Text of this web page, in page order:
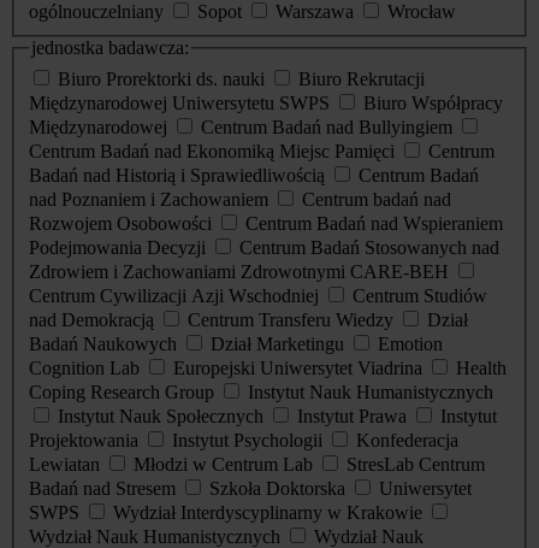
ogólnouczelniany
Sopot Warszawa
Wrocław
jednostka badawcza:
Biuro Prorektorki ds. nauki
Biuro Rekrutacji
Międzynarodowej Uniwersytetu SWPS
Biuro Współpracy
Międzynarodowej
Centrum Badań nad Bullyingiem
Centrum Badań nad Ekonomiką Miejsc Pamięci
Centrum
Badań nad Historią i Sprawiedliwością
Centrum Badań
nad Poznaniem i Zachowaniem
Centrum badań nad
Rozwojem Osobowości
Centrum Badań nad Wspieraniem
Podejmowania Decyzji
Centrum Badań Stosowanych nad
Zdrowiem i Zachowaniami Zdrowotnymi CARE-BEH
Centrum Cywilizacji Azji Wschodniej
Centrum Studiów
nad Demokracją
Centrum Transferu Wiedzy
Dział
Badań Naukowych
Dział Marketingu
Emotion
Cognition Lab
Europejski Uniwersytet Viadrina
Health
Coping Research Group
Instytut Nauk Humanistycznych
Instytut Nauk Społecznych
Instytut Prawa
Instytut
Projektowania
Instytut Psychologii
Konfederacja
Lewiatan
Młodzi w Centrum Lab
StresLab Centrum
Badań nad Stresem
Szkoła Doktorska
Uniwersytet
SWPS
Wydział Interdyscyplinarny w Krakowie
Wydział Nauk Humanistycznych
Wydział Nauk